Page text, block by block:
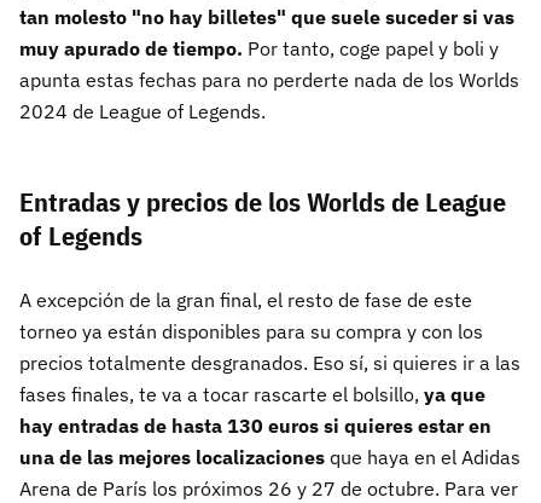
tan molesto "no hay billetes" que suele suceder si vas
muy apurado de tiempo. Por tanto, coge papel y boli y
apunta estas fechas para no perderte nada de los Worlds
2024 de League of Legends.
Entradas y precios de los Worlds de League
of Legends
A excepción de la gran final, el resto de fase de este
torneo ya están disponibles para su compra y con los
precios totalmente desgranados. Eso sí, si quieres ir a las
fases finales, te va a tocar rascarte el bolsillo, ya que
hay entradas de hasta 130 euros si quieres estar en
una de las mejores localizaciones que haya en el Adidas
Arena de París los próximos 26 y 27 de octubre. Para ver